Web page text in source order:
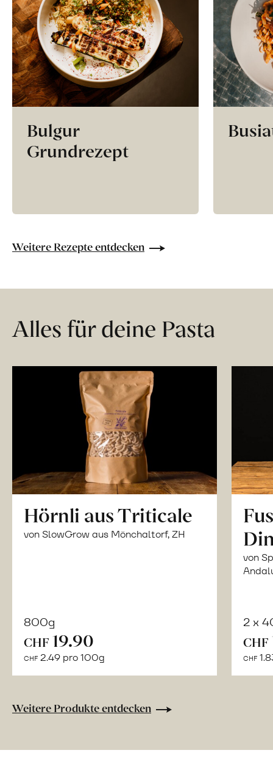
Bulgur
Grundrezept
Weitere Rezepte entdecken
Alles für deine Pasta
Hörnli aus Triticale
von SlowGrow aus Mönchaltorf, ZH
800g
CHF 19.90
CHF 2.49 pro 100g
von
2 x
CHF
CHF
Weitere Produkte entdecken